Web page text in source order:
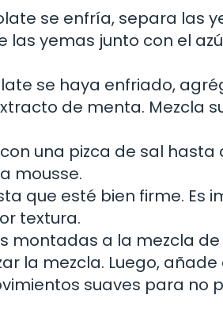
se enfría, separa las
las yemas junto con el
se haya enfriado,
de menta. Mezcla
una pizca de sal hasta
mousse.
que esté bien firme. Es
textura.
montadas a la mezcla
la mezcla. Luego,
suaves para no